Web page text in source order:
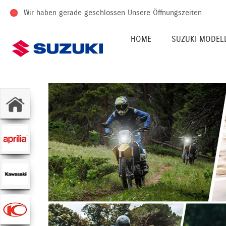
Wir haben gerade geschlossen Unsere Öffnungszeiten
HOME SUZUKI